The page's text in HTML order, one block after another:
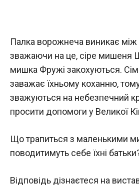
Палка ворожнеча виникає між
зважаючи на це, сіре мишеня
мишка Фружі закохуються.
заважає їхньому коханню,
зважуються на небезпечний
просити допомоги у Великої
Що трапиться з маленькими
поводитимуть себе їхні
Відповідь дізнаєтеся на